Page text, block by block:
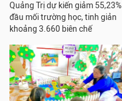
Quảng Trị dự kiến giảm 55,23%
đầu mối trường học, tinh giản
khoảng 3.660 biên chế